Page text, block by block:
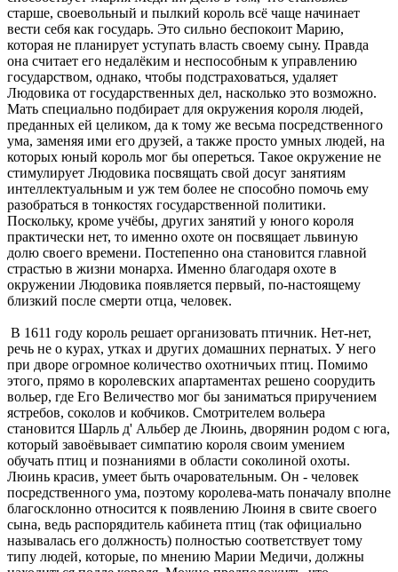
старше, своевольный и пылкий король всё чаще начинает
вести себя как государь. Это сильно беспокоит Марию,
которая не планирует уступать власть своему сыну. Правда
она считает его недалёким и неспособным к управлению
государством, однако, чтобы подстраховаться, удаляет
Людовика от государственных дел, насколько это возможно.
Мать специально подбирает для окружения короля людей,
преданных ей целиком, да к тому же весьма посредственного
ума, заменяя ими его друзей, а также просто умных людей, на
которых юный король мог бы опереться. Такое окружение не
стимулирует Людовика посвящать свой досуг занятиям
интеллектуальным и уж тем более не способно помочь ему
разобраться в тонкостях государственной политики.
Поскольку, кроме учёбы, других занятий у юного короля
практически нет, то именно охоте он посвящает львиную
долю своего времени. Постепенно она становится главной
страстью в жизни монарха. Именно благодаря охоте в
окружении Людовика появляется первый, по-настоящему
близкий после смерти отца, человек.
В 1611 году король решает организовать птичник. Нет-нет,
речь не о курах, утках и других домашних пернатых. У него
при дворе огромное количество охотничьих птиц. Помимо
этого, прямо в королевских апартаментах решено соорудить
вольер, где Его Величество мог бы заниматься приручением
ястребов, соколов и кобчиков. Смотрителем вольера
становится Шарль д' Альбер де Люинь, дворянин родом с юга,
который завоёвывает симпатию короля своим умением
обучать птиц и познаниями в области соколиной охоты.
Люинь красив, умеет быть очаровательным. Он - человек
посредственного ума, поэтому королева-мать поначалу вполне
благосклонно относится к появлению Люиня в свите своего
сына, ведь распорядитель кабинета птиц (так официально
называлась его должность) полностью соответствует тому
типу людей, которые, по мнению Марии Медичи, должны